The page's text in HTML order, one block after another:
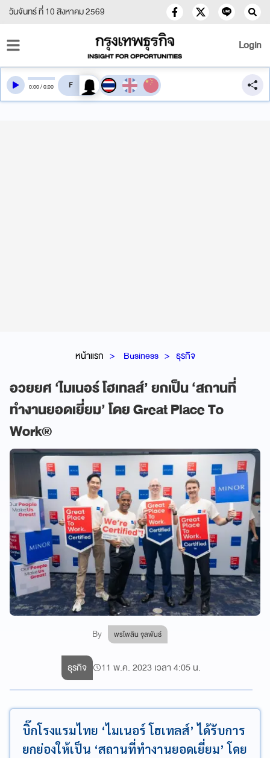
วันจันทร์ ที่ 10 สิงหาคม 2569
Login
หน้าแรก Business ธุรกิจ
อวยยศ ‘ไมเนอร์ โฮเทลส์’ ยกเป็น ‘สถานที่
ทำงานยอดเยี่ยม’ โดย Great Place To
Work®
By พรไพลิน จุลพันธ์
0:00/0:00 สลับเสียงอ่าน
ธุรกิจ 11 พ.ค. 2023 เวลา 4:05 น.
บิ๊กโรงแรมไทย ‘ไมเนอร์ โฮเทลส์’ ได้รับการ
ยกย่องให้เป็น ‘สถานที่ทำงานยอดเยี่ยม’ โดย